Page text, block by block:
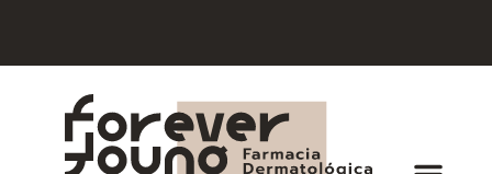
MEDELLÍNA $ 200. 000
MEDELLÍNA $ 200. 000
MEDELLÍNA $ 200. 000